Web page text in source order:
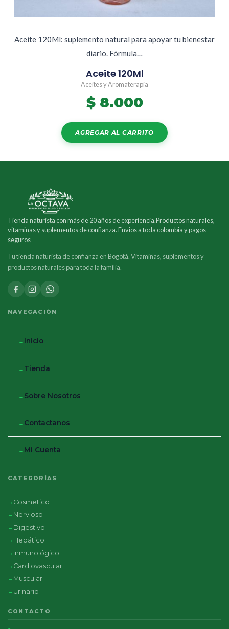
Aceite 120Ml: suplemento natural para apoyar tu bienestar
diario. Fórmula…
Aceite 120Ml
Aceites y Aromaterapia
$8.000
AGREGAR AL CARRITO
Tienda naturista con más de 20 años de experiencia.Productos naturales,
vitaminas y suplementos de confianza. Envios a toda colombia y pagos
seguros
Tu tienda naturista de confianza en Bogotá. Vitaminas, suplementos y
productos naturales para toda la familia.
NAVEGACIÓN
Inicio
Tienda
Sobre Nosotros
Contactanos
Mi Cuenta
CATEGORÍAS
Cosmetico
Nervioso
Digestivo
Hepático
Inmunológico
Cardiovascular
Muscular
Urinario
CONTACTO